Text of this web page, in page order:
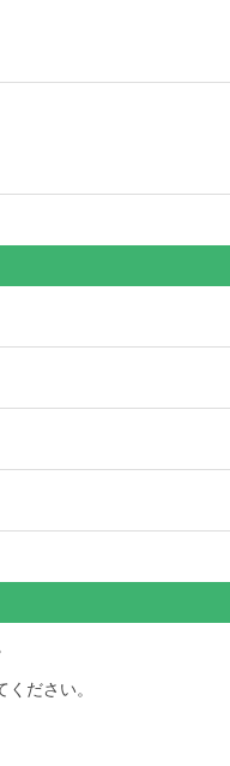
ださい。